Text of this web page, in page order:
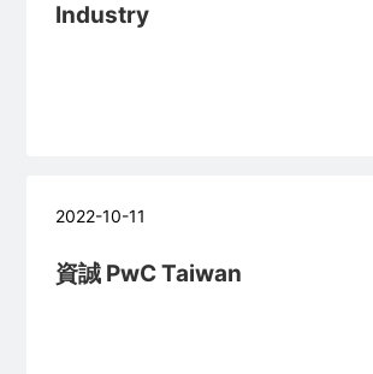
Industry
2022-10-11
資誠 PwC Taiwan